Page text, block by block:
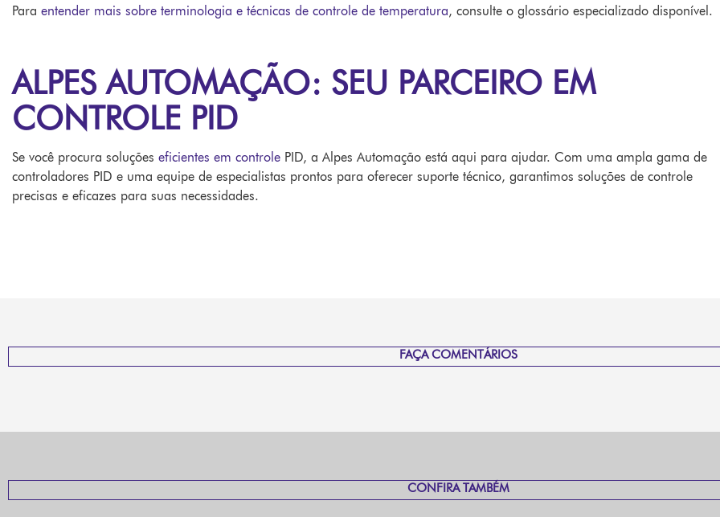
Para entender mais sobre terminologia e técnicas de controle de temperatura, consulte o glossário especializado disponível.
ALPES AUTOMAÇÃO: SEU PARCEIRO EM
CONTROLE PID
Se você procura soluções eficientes em controle PID, a Alpes Automação está aqui para ajudar. Com uma ampla gama de
controladores PID e uma equipe de especialistas prontos para oferecer suporte técnico, garantimos soluções de controle
precisas e eficazes para suas necessidades.
FAÇA COMENTÁRIOS
CONFIRA TAMBÉM